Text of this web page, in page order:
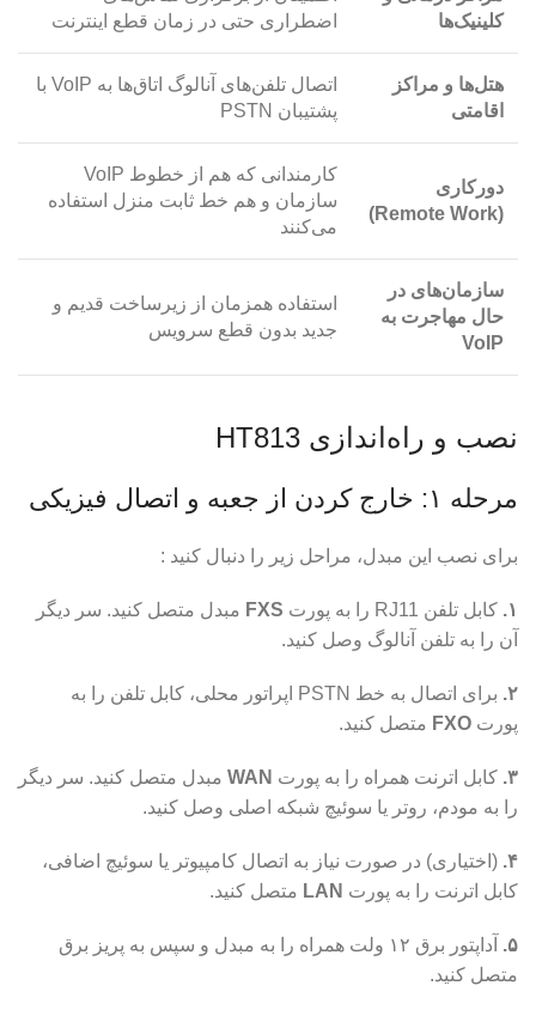
کلینیک‌ها
اضطراری حتی در زمان قطع اینترنت
هتل‌ها و مراکز
اقامتی
اتصال تلفن‌های آنالوگ اتاق‌ها به VoIP با
پشتیبان PSTN
دورکاری
(Remote Work)
کارمندانی که هم از خطوط VoIP
سازمان و هم خط ثابت منزل استفاده
می‌کنند
سازمان‌های در
حال مهاجرت به
VoIP
استفاده همزمان از زیرساخت قدیم و
جدید بدون قطع سرویس
نصب و راه‌اندازی HT813
مرحله ۱: خارج کردن از جعبه و اتصال فیزیکی
برای نصب این مبدل، مراحل زیر را دنبال کنید :
۱. کابل تلفن RJ11 را به پورت FXS مبدل متصل کنید. سر دیگر
آن را به تلفن آنالوگ وصل کنید.
۲.
برای اتصال به خط PSTN اپراتور محلی، کابل تلفن را به
پورت FXO متصل کنید.
۳. کابل اترنت همراه را به پورت WAN مبدل متصل کنید. سر دیگر
را به مودم، روتر یا سوئیچ شبکه اصلی وصل کنید.
۴. (اختیاری) در صورت نیاز به اتصال کامپیوتر یا سوئیچ اضافی،
کابل اترنت را به پورت LAN متصل کنید.
۵.
آداپتور برق ۱۲ ولت همراه را به مبدل و سپس به پریز برق
متصل کنید.